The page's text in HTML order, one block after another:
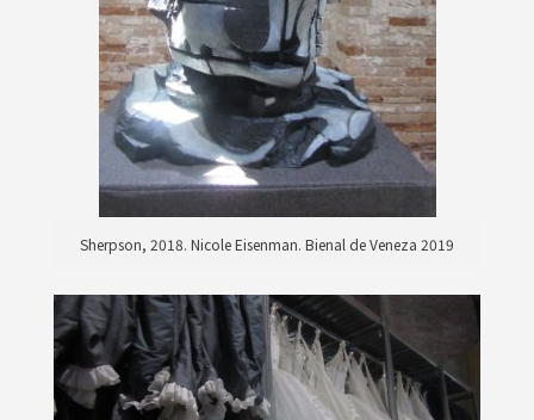
Sherpson, 2018. Nicole Eisenman. Bienal de Veneza 2019